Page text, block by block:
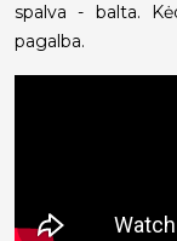
spalva - balta.
pagalba.